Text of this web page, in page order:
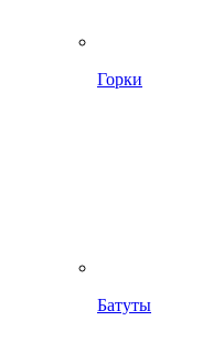
Горки
Батуты